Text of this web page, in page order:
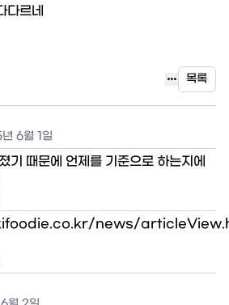
다르네
 목록
6월 1일
기 때문에 언제를 기준으로 하는지에
news/